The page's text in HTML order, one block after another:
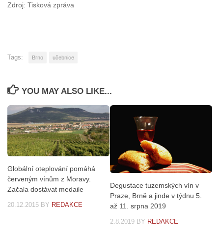
Zdroj: Tisková zpráva
Tags: Brno učebnice
YOU MAY ALSO LIKE...
Globální oteplování pomáhá
červeným vínům z Moravy.
Začala dostávat medaile
20.12.2015 BY REDAKCE
Degustace tuzemských vín v
Praze, Brně a jinde v týdnu 5.
až 11. srpna 2019
2.8.2019 BY REDAKCE